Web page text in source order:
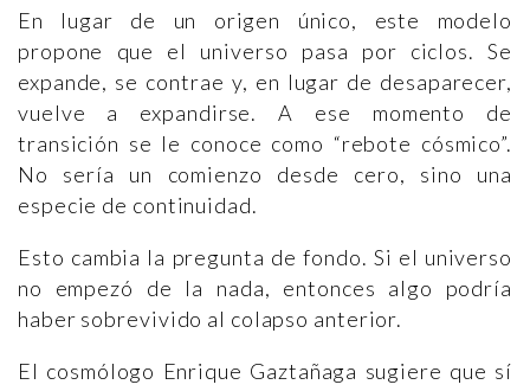
En lugar de un origen único, este modelo
propone que el universo pasa por ciclos. Se
expande, se contrae y, en lugar de desaparecer,
vuelve a expandirse. A ese momento de
transición se le conoce como “rebote cósmico”.
No sería un comienzo desde cero, sino una
especie de continuidad.
Esto cambia la pregunta de fondo. Si el universo
no empezó de la nada, entonces algo podría
haber sobrevivido al colapso anterior.
El cosmólogo Enrique Gaztañaga sugiere que sí